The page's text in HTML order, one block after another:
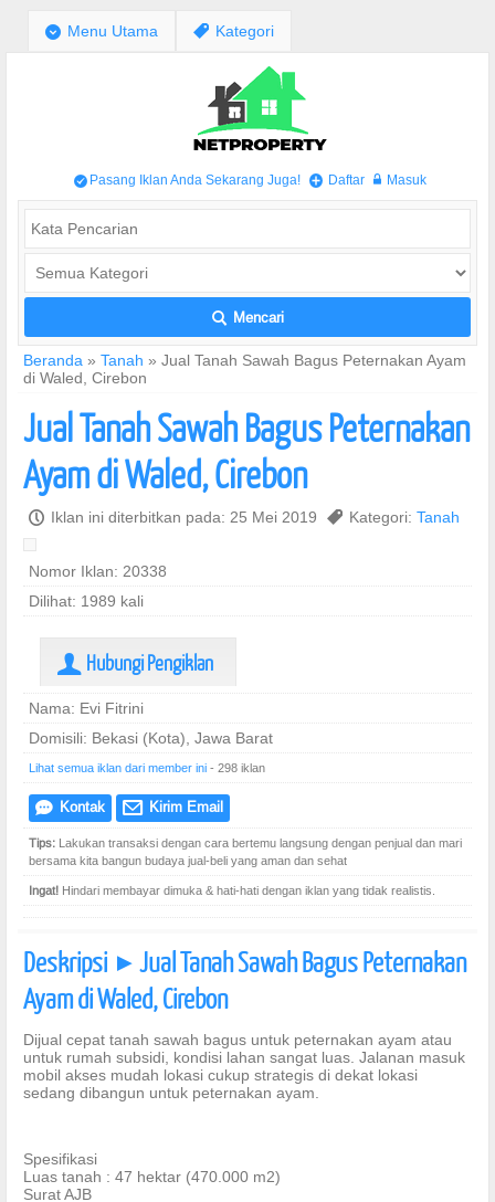
; Menu Utama , Kategori
/ Pasang Iklan Anda Sekarang Juga! + Daftar w Masuk
L Mencari
Beranda » Tanah » Jual Tanah Sawah Bagus Peternakan Ayam
di Waled, Cirebon
Jual Tanah Sawah Bagus Peternakan
Ayam di Waled, Cirebon
P Iklan ini diterbitkan pada: 25 Mei 2019 , Kategori: Tanah
Nomor Iklan: 20338
Dilihat: 1989 kali
U Hubungi Pengiklan
Nama: Evi Fitrini
Domisili: Bekasi (Kota), Jawa Barat
Lihat semua iklan dari member ini - 298 iklan
e Kontak @ Kirim Email
Tips: Lakukan transaksi dengan cara bertemu langsung dengan penjual dan mari
bersama kita bangun budaya jual-beli yang aman dan sehat
Ingat! Hindari membayar dimuka & hati-hati dengan iklan yang tidak realistis.
Deskripsi ] Jual Tanah Sawah Bagus Peternakan
Ayam di Waled, Cirebon
Dijual cepat tanah sawah bagus untuk peternakan ayam atau
untuk rumah subsidi, kondisi lahan sangat luas. Jalanan masuk
mobil akses mudah lokasi cukup strategis di dekat lokasi
sedang dibangun untuk peternakan ayam.
Spesifikasi
Luas tanah : 47 hektar (470.000 m2)
Surat AJB